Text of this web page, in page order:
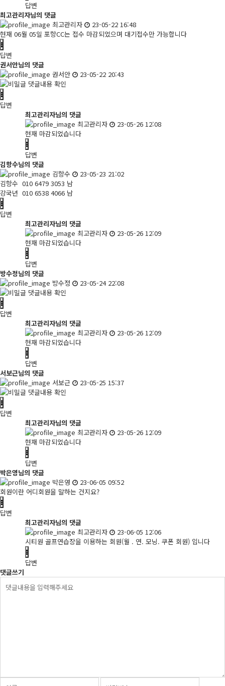
답변
최고관리자님의 댓글
최고관리자
23-05-22 16:48
현재 06월 05일 포항CC는 접수 마감되었으며 대기접수만 가능합니다
답변
권서안님의 댓글
권서안
23-05-22 20:43
댓글내용 확인
답변
최고관리자님의 댓글
최고관리자
23-05-26 12:08
현재 마감되었습니다
답변
김항수님의 댓글
김항수
23-05-23 21:02
김항수 010 6479 3053 남
강국년 010 6538 4066 남
답변
최고관리자님의 댓글
최고관리자
23-05-26 12:09
현재 마감되었습니다
답변
방수정님의 댓글
방수정
23-05-24 22:08
댓글내용 확인
답변
최고관리자님의 댓글
최고관리자
23-05-26 12:09
현재 마감되었습니다
답변
서보근님의 댓글
서보근
23-05-25 15:37
댓글내용 확인
답변
최고관리자님의 댓글
최고관리자
23-05-26 12:09
현재 마감되었습니다
답변
박은영님의 댓글
박은영
23-06-05 09:52
회원이란 어디회원을 말하는 건지요?
답변
최고관리자님의 댓글
최고관리자
23-06-05 12:06
시티원 골프연습장을 이용하는 회원(월 . 연. 모닝. 쿠폰 회원) 입니다
답변
댓글쓰기